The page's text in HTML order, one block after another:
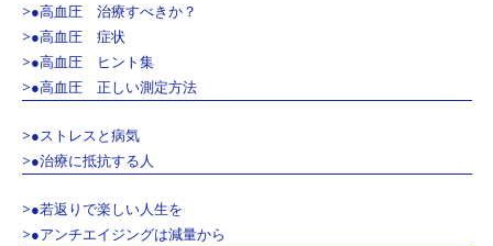
>●高血圧 治療すべきか？
>●高血圧 症状
>●高血圧 ヒント集
>●高血圧 正しい測定方法
>●ストレスと病気
>●治療に抵抗する人
>●若返りで楽しい人生を
>●アンチエイジングは減量から